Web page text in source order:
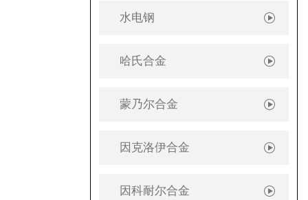
水电钢
哈氏合金
蒙乃尔合金
因克洛伊合金
因科耐尔合金